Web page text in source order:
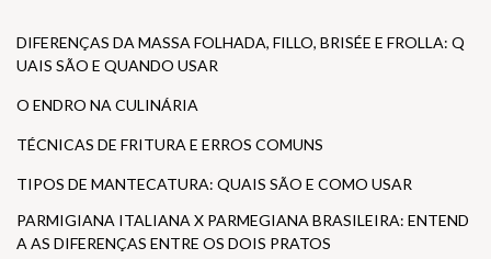
DIFERENÇAS DA MASSA FOLHADA, FILLO, BRISÉE E FROLLA: Q
UAIS SÃO E QUANDO USAR
O ENDRO NA CULINÁRIA
TÉCNICAS DE FRITURA E ERROS COMUNS
TIPOS DE MANTECATURA: QUAIS SÃO E COMO USAR
PARMIGIANA ITALIANA X PARMEGIANA BRASILEIRA: ENTEND
A AS DIFERENÇAS ENTRE OS DOIS PRATOS